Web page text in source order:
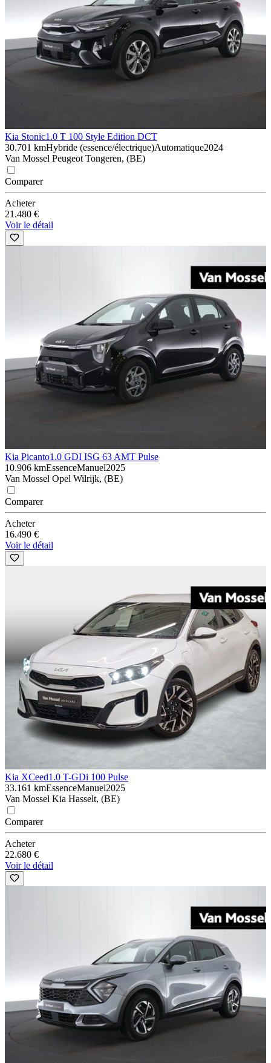
Kia Stonic1.0 T 100 Style Edition DCT
30.701 kmHybride (essence/électrique)Automatique2024
Van Mossel Peugeot Tongeren, (BE)
Comparer
Acheter
21.480 €
Voir le détail
Kia Picanto1.0 GDI ISG 63 AMT Pulse
10.906 kmEssenceManuel2025
Van Mossel Opel Wilrijk, (BE)
Comparer
Acheter
16.490 €
Voir le détail
Kia XCeed1.0 T-GDi 100 Pulse
33.161 kmEssenceManuel2025
Van Mossel Kia Hasselt, (BE)
Comparer
Acheter
22.680 €
Voir le détail